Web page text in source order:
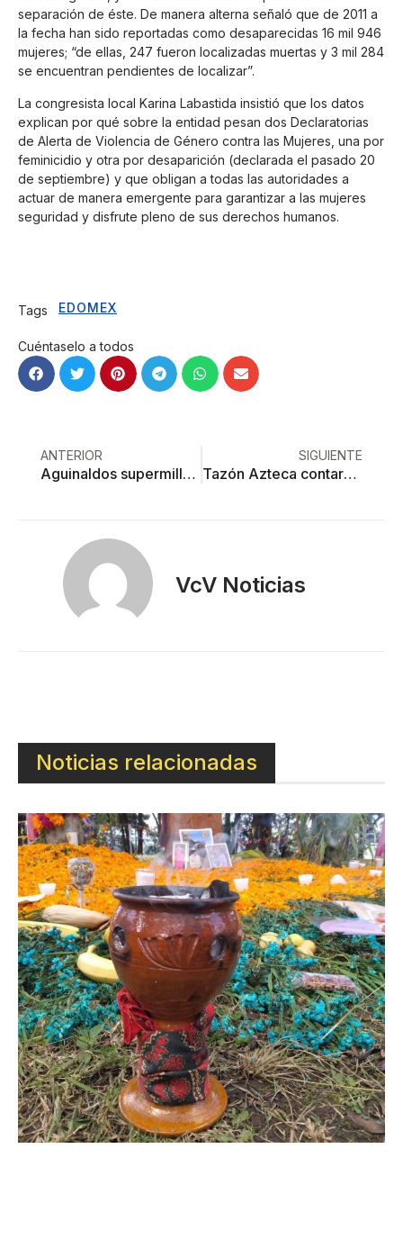
separación de éste. De manera alterna señaló que de 2011 a
la fecha han sido reportadas como desaparecidas 16 mil 946
mujeres; “de ellas, 247 fueron localizadas muertas y 3 mil 284
se encuentran pendientes de localizar”.
La congresista local Karina Labastida insistió que los datos
explican por qué sobre la entidad pesan dos Declaratorias
de Alerta de Violencia de Género contra las Mujeres, una por
feminicidio y otra por desaparición (declarada el pasado 20
de septiembre) y que obligan a todas las autoridades a
actuar de manera emergente para garantizar a las mujeres
seguridad y disfrute pleno de sus derechos humanos.
Tags EDOMEX
Cuéntaselo a todos
ANTERIOR
Aguinaldos supermillonarios, sólo en el IEEM
SIGUIENTE
Tazón Azteca contará con 17 jugadores de Toluca
VcV Noticias
Noticias relacionadas